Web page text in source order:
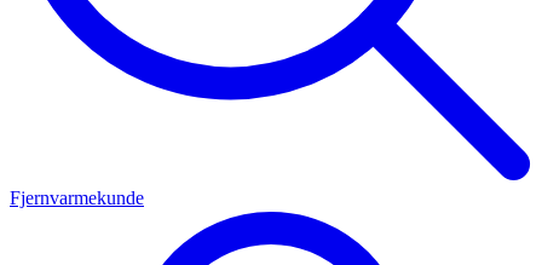
Fjernvarmekunde